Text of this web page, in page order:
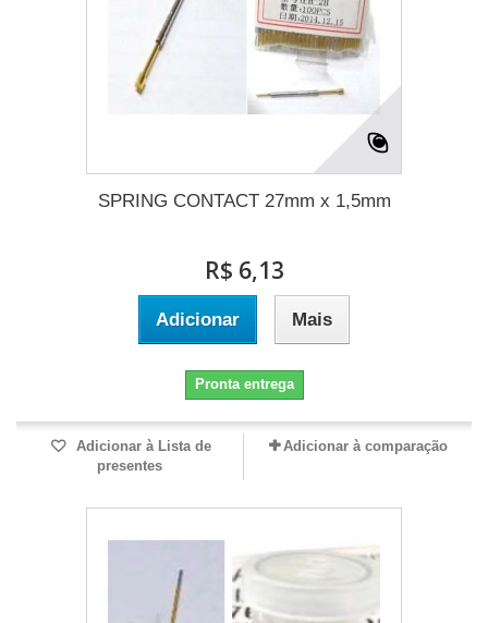
SPRING CONTACT 27mm x 1,5mm
R$ 6,13
Adicionar Mais
Pronta entrega
Adicionar à Lista de
presentes
Adicionar à comparação